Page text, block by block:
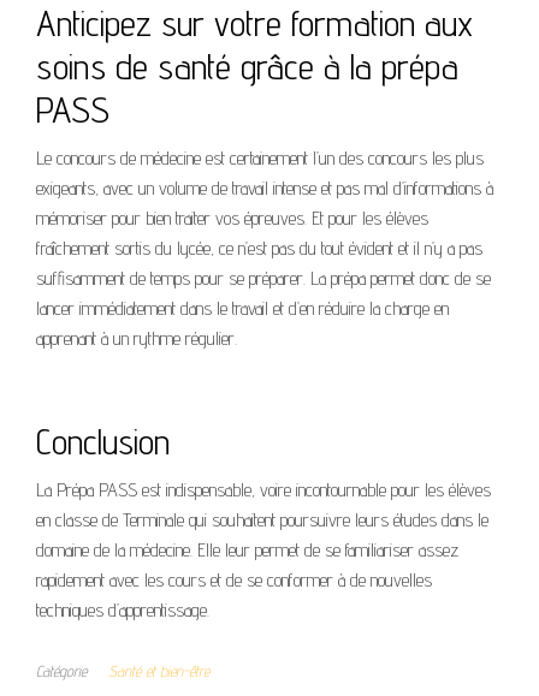
Anticipez sur votre formation aux
soins de santé grâce à la prépa
PASS
Le concours de médecine est certainement l’un des concours les plus
exigeants, avec un volume de travail intense et pas mal d’informations à
mémoriser pour bien traiter vos épreuves. Et pour les élèves
fraîchement sortis du lycée, ce n’est pas du tout évident et il n’y a pas
suffisamment de temps pour se préparer. La prépa permet donc de se
lancer immédiatement dans le travail et d’en réduire la charge en
apprenant à un rythme régulier.
Conclusion
La Prépa PASS est indispensable, voire incontournable pour les élèves
en classe de Terminale qui souhaitent poursuivre leurs études dans le
domaine de la médecine. Elle leur permet de se familiariser assez
rapidement avec les cours et de se conformer à de nouvelles
techniques d’apprentissage.
Catégorie Santé et bien-être